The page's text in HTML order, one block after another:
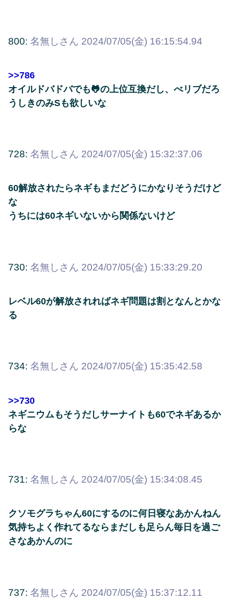
800: 名無しさん 2024/07/05(金) 16:15:54.94
>>786
オイルドバドバでも🐸の上位互換だし、べリブだろ
うしきのみSも欲しいな
728: 名無しさん 2024/07/05(金) 15:32:37.06
60解放されたらネギもまだどうにかなりそうだけど
な
うちには60ネギいないから関係ないけど
730: 名無しさん 2024/07/05(金) 15:33:29.20
レベル60が解放されればネギ問題は割となんとかな
る
734: 名無しさん 2024/07/05(金) 15:35:42.58
>>730
ネギニウムもそうだしサーナイトも60でネギあるか
らな
731: 名無しさん 2024/07/05(金) 15:34:08.45
クソモグラちゃん60にするのに何日寝なあかんねん
気持ちよく作れてるならまだしも足らん毎日を過ご
さなあかんのに
737: 名無しさん 2024/07/05(金) 15:37:12.11